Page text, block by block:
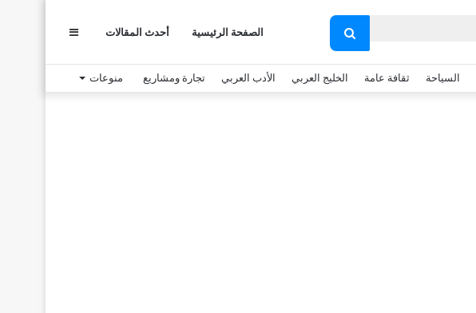
بحث
عن
الصفحة الرئيسية أحدث المقالات
السياحة ثقافة عامة الخليج العربي الأدب العربي تجارة ومشاريع منوعات